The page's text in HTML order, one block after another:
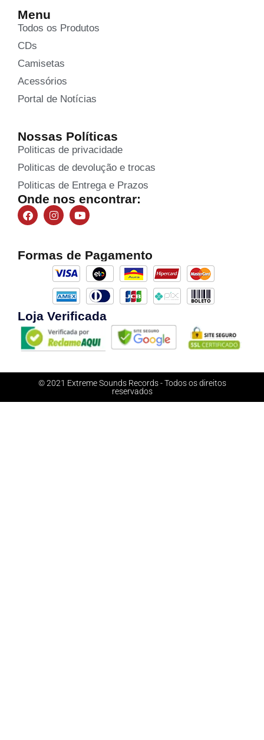
Menu
Todos os Produtos
CDs
Camisetas
Acessórios
Portal de Notícias
Nossas Políticas
Politicas de privacidade
Politicas de devolução e trocas
Politicas de Entrega e Prazos
Onde nos encontrar:
Formas de Pagamento
Loja Verificada
© 2021 Extreme Sounds Records - Todos os direitos
reservados